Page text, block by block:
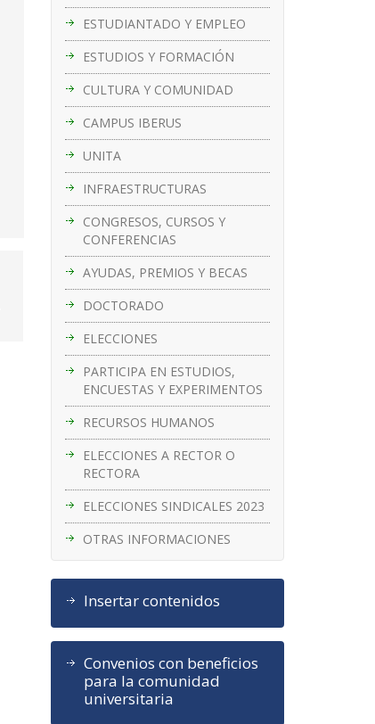
ESTUDIANTADO Y EMPLEO
ESTUDIOS Y FORMACIÓN
CULTURA Y COMUNIDAD
CAMPUS IBERUS
UNITA
INFRAESTRUCTURAS
CONGRESOS, CURSOS Y
CONFERENCIAS
AYUDAS, PREMIOS Y BECAS
DOCTORADO
ELECCIONES
PARTICIPA EN ESTUDIOS,
ENCUESTAS Y EXPERIMENTOS
RECURSOS HUMANOS
ELECCIONES A RECTOR O
RECTORA
ELECCIONES SINDICALES 2023
OTRAS INFORMACIONES
Insertar contenidos
Convenios con beneficios
para la comunidad
universitaria